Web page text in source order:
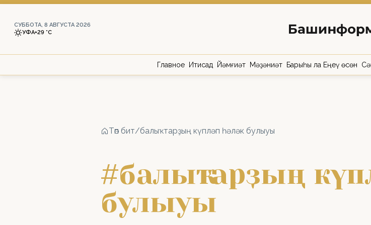
СУББОТА, 8 АВГУСТА 2026
УФА+29 °С
Главное Иҡтисад Йәмғиәт Мәҙәниәт Барыһы ла Еңеү өсөн
Төп бит/балыҡтарҙың күпләп һәләк булыуы
#балыҡтарҙың
булыуы